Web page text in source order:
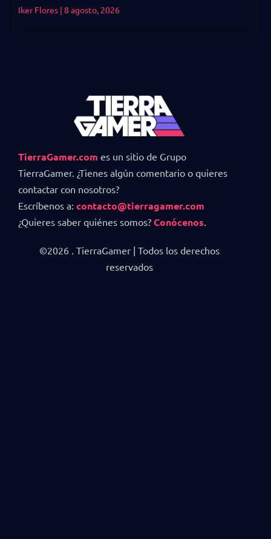
Iker Flores 8 agosto, 2026
TierraGamer.com es un sitio de Grupo
TierraGamer. ¿Tienes algún comentario o quieres
contactar con nosotros?
Escríbenos a: contacto@tierragamer.com
¿Quieres saber quiénes somos? Conócenos
©2026 . TierraGamer | Todos los derechos
reservados